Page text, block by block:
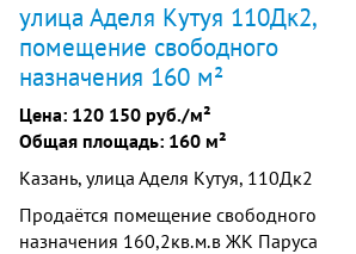
Раифское сельское поселение -
село Бело-Безводное на ул
Юбилейная. Общая площадь 755,5
м2 (2 этажа+подвал). Здание
можно использовать под магазин,
каф...
улица Аделя Кутуя 110Дк2,
помещение свободного
назначения 160 м²
Цена: 120 150 руб./м²
Общая площадь: 160 м²
Казань, улица Аделя Кутуя, 110Дк2
Продаётся помещение свободного
назначения 160,2кв.м.в ЖК Паруса